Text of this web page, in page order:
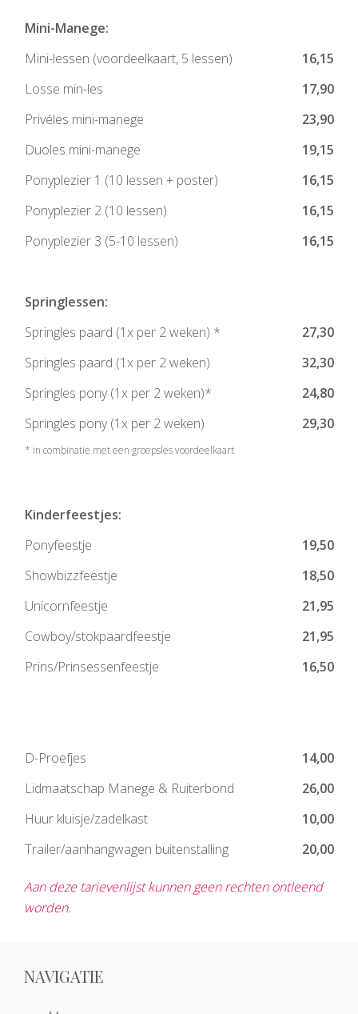
Mini-Manege:
Mini-lessen (voordeelkaart, 5 lessen)
16,15
Losse min-les
17,90
Privéles mini-manege
23,90
Duoles mini-manege
19,15
Ponyplezier 1 (10 lessen + poster)
16,15
Ponyplezier 2 (10 lessen)
16,15
Ponyplezier 3 (5-10 lessen)
16,15
Springlessen:
Springles paard (1x per 2 weken) *
27,30
Springles paard (1x per 2 weken)
32,30
Springles pony (1x per 2 weken)*
24,80
Springles pony (1x per 2 weken)
29,30
* in combinatie met een groepsles voordeelkaart
Kinderfeestjes:
Ponyfeestje
19,50
Showbizzfeestje
18,50
Unicornfeestje
21,95
Cowboy/stokpaardfeestje
21,95
Prins/Prinsessenfeestje
16,50
D-Proefjes
14,00
Lidmaatschap Manege & Ruiterbond
26,00
Huur kluisje/zadelkast
10,00
Trailer/aanhangwagen buitenstalling
20,00
Aan deze tarievenlijst kunnen geen rechten ontleend
worden.
NAVIGATIE